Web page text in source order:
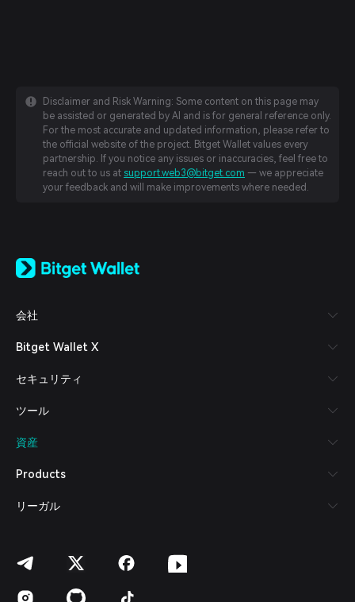
Disclaimer and Risk Warning: Some content on this page may
be assisted or generated by AI and is for general reference only.
For the most accurate and updated information, please refer to
the official website of the project. Bitget Wallet values every
partnership. If you notice any issues or inaccuracies, feel free to
reach out to us at support.web3@bitget.com — we appreciate
your feedback and will make improvements where needed.
日本語
Español (Latinoamérica)
Italiano
Deutsch
繁體中文
Bahasa Indonesia
Español (Argentina)
会社
Bitget Wallet X
セキュリティ
ツール
資産
Products
リーガル